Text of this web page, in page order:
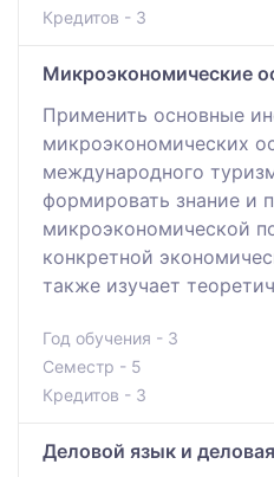
Кредитов - 3
Микроэкономические
Применить основные
микроэкономических
международного
формировать знание и
микроэкономической
конкретной
также изучает
Год обучения - 3
Семестр - 5
Кредитов - 3
Деловой язык и